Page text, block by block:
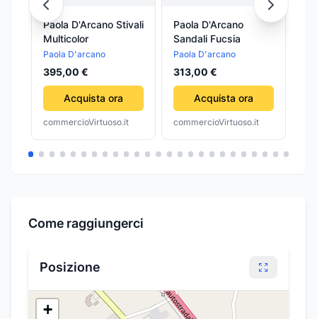
Paola D'Arcano Stivali
Multicolor
Paola D'arcano
395,00 €
Acquista ora
commercioVirtuoso.it
Paola D'Arcano
Sandali Fucsia
Paola D'arcano
313,00 €
Acquista ora
commercioVirtuoso.it
Come raggiungerci
Posizione
+